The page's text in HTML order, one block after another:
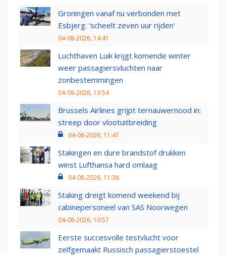
Groningen vanaf nu verbonden met
Esbjerg: 'scheelt zeven uur rijden'
04-08-2026, 14:41
Luchthaven Luik krijgt komende winter
weer passagiersvluchten naar
zonbestemmingen
04-08-2026, 13:54
Brussels Airlines grijpt ternauwernood in:
streep door vlootuitbreiding
04-08-2026, 11:47
Stakingen en dure brandstof drukken
winst Lufthansa hard omlaag
04-08-2026, 11:38
Staking dreigt komend weekend bij
cabinepersoneel van SAS Noorwegen
04-08-2026, 10:57
Eerste succesvolle testvlucht voor
zelfgemaakt Russisch passagierstoestel